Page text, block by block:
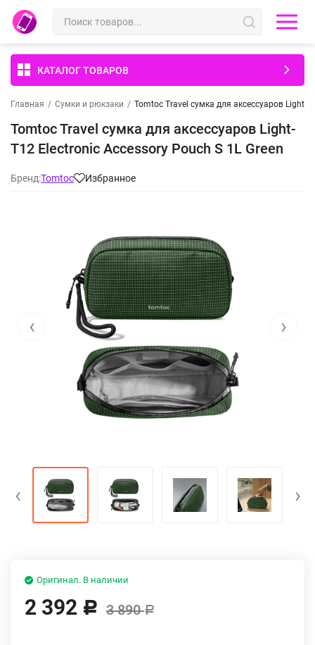
КАТАЛОГ ТОВАРОВ
Главная / Сумки и рюкзаки / Tomtoc Travel сумка для аксессуаров Light-
Tomtoc Travel сумка для аксессуаров Light-
T12 Electronic Accessory Pouch S 1L Green
Бренд:Tomtoc Избранное
‹ ›
‹ ›
Оригинал. В наличии
2 392 Р 3 890Р